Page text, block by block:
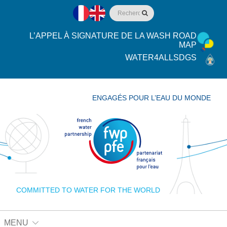
L’APPEL À SIGNATURE DE LA WASH ROAD
MAP
WATER4ALLSDGS
COMMITTED TO WATER FOR THE WORLD
ENGAGÉS POUR L’EAU DU MONDE
MENU